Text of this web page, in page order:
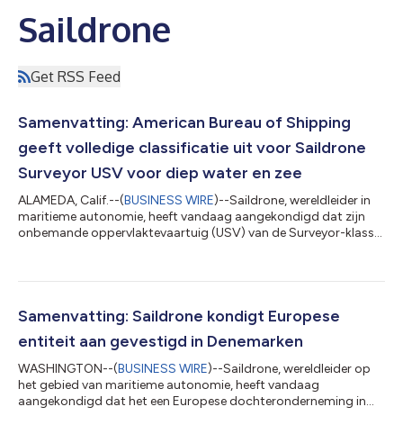
Saildrone
Get RSS Feed
Samenvatting: American Bureau of Shipping
geeft volledige classificatie uit voor Saildrone
Surveyor USV voor diep water en zee
ALAMEDA, Calif.--(BUSINESS WIRE)--Saildrone, wereldleider in
maritieme autonomie, heeft vandaag aangekondigd dat zijn
onbemande oppervlaktevaartuig (USV) van de Surveyor-klasse
kustgebieden van Saildrone, die in 2023 de ABS-classificatie
onbemande systemen en onderstreept het leiderschap van
Saildrone op het gebied v...
Samenvatting: Saildrone kondigt Europese
entiteit aan gevestigd in Denemarken
WASHINGTON--(BUSINESS WIRE)--Saildrone, wereldleider op
het gebied van maritieme autonomie, heeft vandaag
aangekondigd dat het een Europese dochteronderneming in